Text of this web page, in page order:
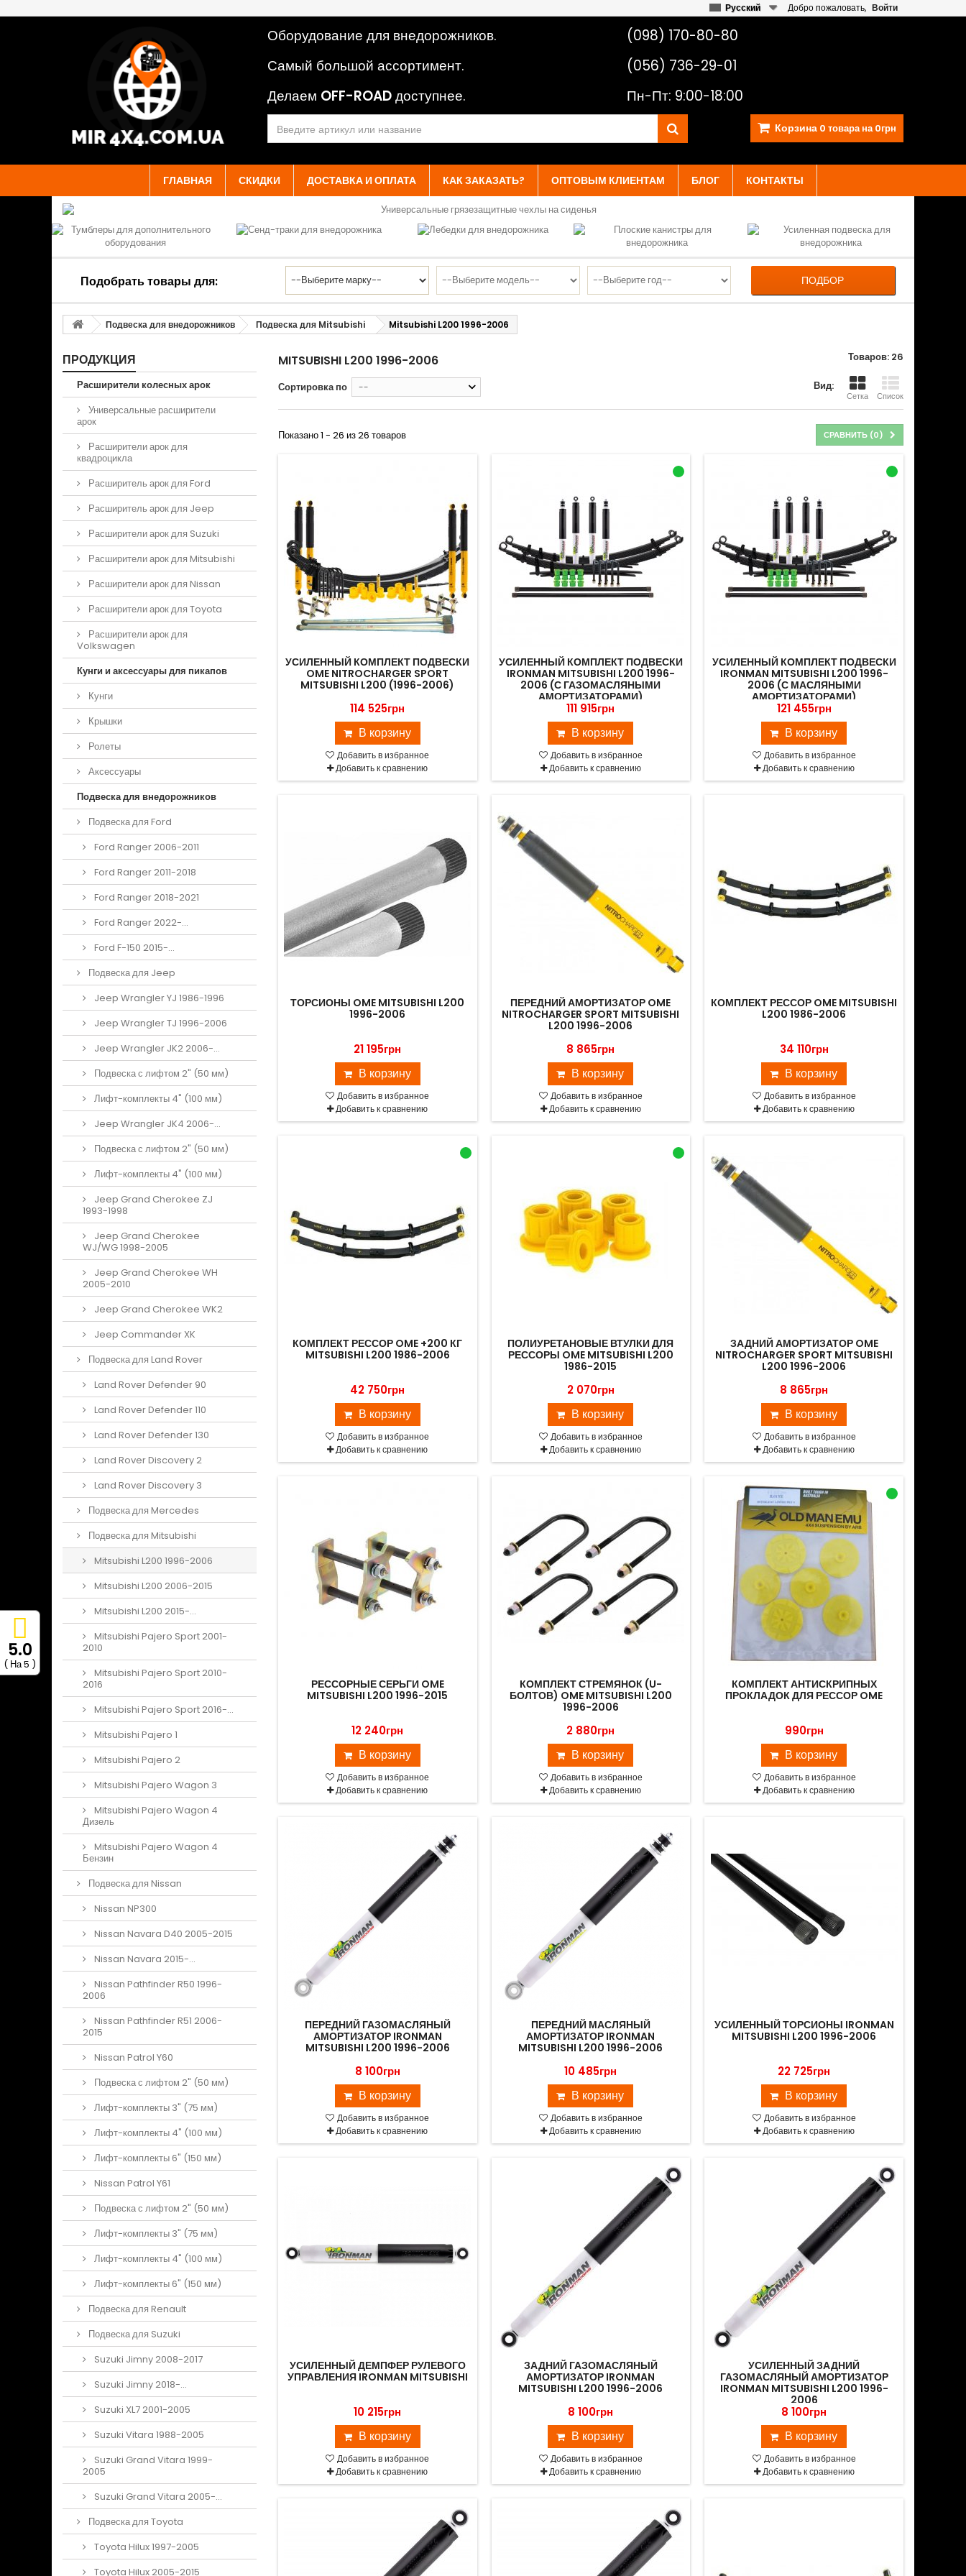
Добро пожаловать, Войти
Русский
Оборудование для внедорожников.
(098) 170-80-80
Самый большой ассортимент.
(056) 736-29-01
Делаем OFF-ROADдоступнее. Пн-Пт: 9:00-18:00
Корзина 0 товара на 0грн
ГЛАВНАЯ СКИДКИ ДОСТАВКА И ОПЛАТА КАК ЗАКАЗАТЬ? ОПТОВЫМ КЛИЕНТАМ БЛОГ КОНТАКТЫ
Подобрать товары для: ПОДБОР
Подвеска для внедорожников Подвеска для Mitsubishi Mitsubishi L200 1996-2006
ПРОДУКЦИЯ
Расширители колесных арок
Универсальные расширители
арок
Расширители арок для
квадроцикла
Расширитель арок для Ford
Расширитель арок для Jeep
Расширители арок для Suzuki
Расширители арок для Mitsubishi
Расширители арок для Nissan
Расширители арок для Toyota
Расширители арок для
Volkswagen
Кунги и аксессуары для пикапов
Кунги
Крышки
Ролеты
Аксессуары
Подвеска для внедорожников
Подвеска для Ford
Ford Ranger 2006-2011
Ford Ranger 2011-2018
Ford Ranger 2018-2021
Ford Ranger 2022-...
Ford F-150 2015-...
Подвеска для Jeep
Jeep Wrangler YJ 1986-1996
Jeep Wrangler TJ 1996-2006
Jeep Wrangler JK2 2006-...
Подвеска с лифтом 2" (50 мм)
Лифт-комплекты 4" (100 мм)
Jeep Wrangler JK4 2006-...
Подвеска с лифтом 2" (50 мм)
Лифт-комплекты 4" (100 мм)
Jeep Grand Cherokee ZJ
1993-1998
Jeep Grand Cherokee
WJ/WG 1998-2005
Jeep Grand Cherokee WH
2005-2010
Jeep Grand Cherokee WK2
Jeep Commander XK
Подвеска для Land Rover
Land Rover Defender 90
Land Rover Defender 110
Land Rover Defender 130
Land Rover Discovery 2
Land Rover Discovery 3
Подвеска для Mercedes
Подвеска для Mitsubishi
Mitsubishi L200 1996-2006
Mitsubishi L200 2006-2015
Mitsubishi L200 2015-...
Mitsubishi Pajero Sport 2001-
2010
Mitsubishi Pajero Sport 2010-
2016
Mitsubishi Pajero Sport 2016-...
Mitsubishi Pajero 1
Mitsubishi Pajero 2
Mitsubishi Pajero Wagon 3
Mitsubishi Pajero Wagon 4
Дизель
Mitsubishi Pajero Wagon 4
Бензин
Подвеска для Nissan
Nissan NP300
Nissan Navara D40 2005-2015
Nissan Navara 2015-...
Nissan Pathfinder R50 1996-
2006
Nissan Pathfinder R51 2006-
2015
Nissan Patrol Y60
Подвеска с лифтом 2" (50 мм)
Лифт-комплекты 3" (75 мм)
Лифт-комплекты 4" (100 мм)
Лифт-комплекты 6" (150 мм)
Nissan Patrol Y61
Подвеска с лифтом 2" (50 мм)
Лифт-комплекты 3" (75 мм)
Лифт-комплекты 4" (100 мм)
Лифт-комплекты 6" (150 мм)
Подвеска для Renault
Подвеска для Suzuki
Suzuki Jimny 2008-2017
Suzuki Jimny 2018-...
Suzuki XL7 2001-2005
Suzuki Vitara 1988-2005
Suzuki Grand Vitara 1999-
2005
Suzuki Grand Vitara 2005-...
Подвеска для Toyota
Toyota Hilux 1997-2005
Toyota Hilux 2005-2015
MITSUBISHI L200 1996-2006 Товаров: 26
Вид:
Сетка Список
Сортировка по --
СРАВНИТЬ (0)
Показано 1 - 26 из 26 товаров
УСИЛЕННЫЙ КОМПЛЕКТ ПОДВЕСКИ
OME NITROCHARGER SPORT
MITSUBISHI L200 (1996-2006)
114 525грн
В корзину
Добавить в избранное
Добавить к сравнению
УСИЛЕННЫЙ КОМПЛЕКТ ПОДВЕСКИ
IRONMAN MITSUBISHI L200 1996-
2006 (С ГАЗОМАСЛЯНЫМИ
АМОРТИЗАТОРАМИ)
111 915грн
В корзину
Добавить в избранное
Добавить к сравнению
УСИЛЕННЫЙ КОМПЛЕКТ ПОДВЕСКИ
IRONMAN MITSUBISHI L200 1996-
2006 (С МАСЛЯНЫМИ
АМОРТИЗАТОРАМИ)
121 455грн
В корзину
Добавить в избранное
Добавить к сравнению
ТОРСИОНЫ OME MITSUBISHI L200
1996-2006
21 195грн
В корзину
Добавить в избранное
Добавить к сравнению
ПЕРЕДНИЙ АМОРТИЗАТОР OME
NITROCHARGER SPORT MITSUBISHI
L200 1996-2006
8 865грн
В корзину
Добавить в избранное
Добавить к сравнению
КОМПЛЕКТ РЕССОР OME MITSUBISHI
L200 1986-2006
34 110грн
В корзину
Добавить в избранное
Добавить к сравнению
КОМПЛЕКТ РЕССОР OME +200 КГ
MITSUBISHI L200 1986-2006
42 750грн
В корзину
Добавить в избранное
Добавить к сравнению
ПОЛИУРЕТАНОВЫЕ ВТУЛКИ ДЛЯ
РЕССОРЫ OME MITSUBISHI L200
1986-2015
2 070грн
В корзину
Добавить в избранное
Добавить к сравнению
ЗАДНИЙ АМОРТИЗАТОР OME
NITROCHARGER SPORT MITSUBISHI
L200 1996-2006
8 865грн
В корзину
Добавить в избранное
Добавить к сравнению
РЕССОРНЫЕ СЕРЬГИ OME
MITSUBISHI L200 1996-2015
12 240грн
В корзину
Добавить в избранное
Добавить к сравнению
КОМПЛЕКТ СТРЕМЯНОК (U-
БОЛТОВ) OME MITSUBISHI L200
1996-2006
2 880грн
В корзину
Добавить в избранное
Добавить к сравнению
КОМПЛЕКТ АНТИСКРИПНЫХ
ПРОКЛАДОК ДЛЯ РЕССОР OME
990грн
В корзину
Добавить в избранное
Добавить к сравнению
ПЕРЕДНИЙ ГАЗОМАСЛЯНЫЙ
АМОРТИЗАТОР IRONMAN
MITSUBISHI L200 1996-2006
8 100грн
В корзину
Добавить в избранное
Добавить к сравнению
ПЕРЕДНИЙ МАСЛЯНЫЙ
АМОРТИЗАТОР IRONMAN
MITSUBISHI L200 1996-2006
10 485грн
В корзину
Добавить в избранное
Добавить к сравнению
УСИЛЕННЫЙ ТОРСИОНЫ IRONMAN
MITSUBISHI L200 1996-2006
22 725грн
В корзину
Добавить в избранное
Добавить к сравнению
УСИЛЕННЫЙ ДЕМПФЕР РУЛЕВОГО
УПРАВЛЕНИЯ IRONMAN MITSUBISHI
10 215грн
В корзину
Добавить в избранное
Добавить к сравнению
ЗАДНИЙ ГАЗОМАСЛЯНЫЙ
АМОРТИЗАТОР IRONMAN
MITSUBISHI L200 1996-2006
8 100грн
В корзину
Добавить в избранное
Добавить к сравнению
УСИЛЕННЫЙ ЗАДНИЙ
ГАЗОМАСЛЯНЫЙ АМОРТИЗАТОР
IRONMAN MITSUBISHI L200 1996-
2006
8 100грн
В корзину
Добавить в избранное
Добавить к сравнению
5.0
( На 5 )